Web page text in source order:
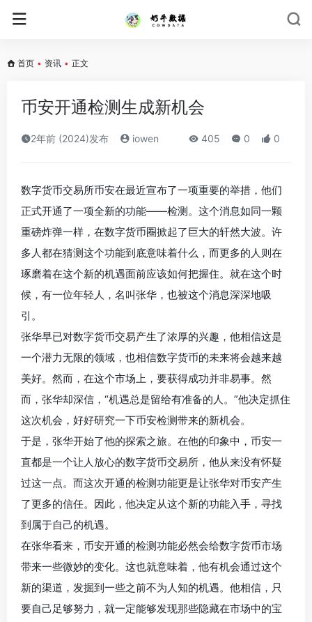
首页 • 资讯 • 正文
币安开通检测生成新机会
2年前 (2024)发布 iowen 405 0 0
数字货币交易所币安在最近宣布了一项重要的举措，他们
正式开通了一项全新的功能——检测。这个消息如同一颗
重磅炸弹一样，在数字货币圈掀起了巨大的轩然大波。许
多人都在猜测这个功能到底意味着什么，而更多的人则在
琢磨着在这个新的机遇面前应该如何把握住。就在这个时
候，有一位年轻人，名叫张华，也被这个消息深深地吸
引。
张华早已对数字货币交易产生了浓厚的兴趣，他相信这是
一个潜力无限的领域，也相信数字货币的未来将会越来越
美好。然而，在这个市场上，要获得成功并非易事。然
而，张华却深信，“机遇总是留给有准备的人。”他决定抓住
这次机会，好好研究一下币安检测带来的新机会。
于是，张华开始了他的探索之旅。在他的印象中，币安一
直都是一个让人放心的数字货币交易所，他从来没有怀疑
过这一点。而这次开通的检测功能更是让张华对币安产生
了更多的信任。因此，他决定从这个新的功能入手，寻找
到属于自己的机遇。
在张华看来，币安开通的检测功能必然会给数字货币市场
带来一些微妙的变化。这也就意味着，他有机会通过这个
新的渠道，发掘到一些之前不为人知的机遇。他相信，只
要自己足够努力，就一定能够发现那些隐藏在市场中的宝